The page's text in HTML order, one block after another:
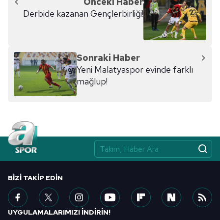
kullanılmaktadır. Diğer çerezler, sitemizin daha işlevsel
kılınması ve kişiselleştirilmesi ve sizlere yönelik
reklam/pazarlama faaliyetlerinin yapılması, amaçlarıyla
sınırlı olarak açık rızanız dahilinde kullanılacaktır.
Çerezlere ilişkin tercihlerinizi aşağıda yer alan panel
vasıtasıyla belirleyebilirsiniz. Çerezlere ilişkin detaylı bilgi
için Ayarlar butonuna tıklayabilir,
6698 sayılı Kişisel Verilerin Korunması Kanunu uyarınca
hazırlanmış Aydınlatma Metnimizi okumak ve sitemizde
ilgili mevzuata uygun olarak kullanılan çerezlerle ilgili bilgi
almak için lütfentıklayınız.
Derbide kazanan Gençlerbirliği!
Sonraki Haber
Yeni Malatyaspor evinde farklı
mağlup!
BIZI TAKIP EDIN
UYGULAMALARIMIZI İNDİRİN!